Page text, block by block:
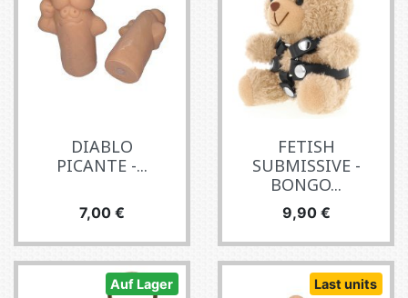
DIABLO
PICANTE -...
Preis
7,00 €
FETISH
SUBMISSIVE -
BONGO...
Preis
9,90 €
Auf Lager Last units